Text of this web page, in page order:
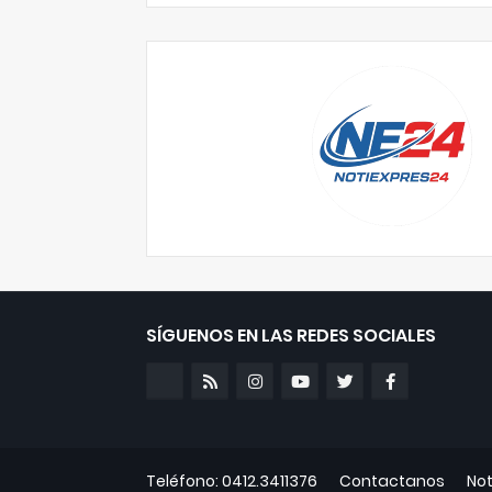
SÍGUENOS EN LAS REDES SOCIALES
Contactanos
Teléfono: 0412.3411376